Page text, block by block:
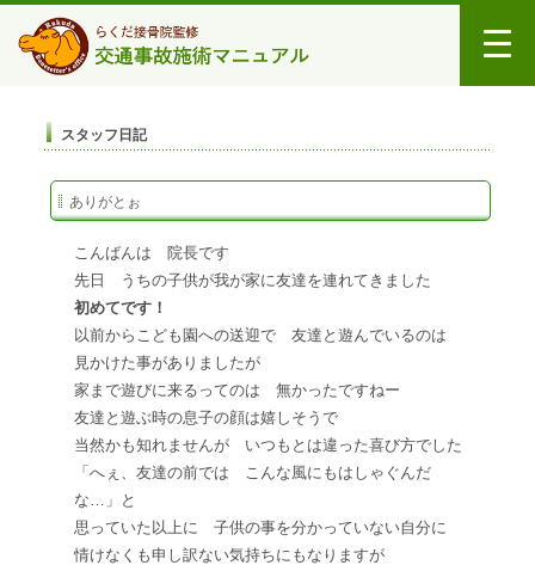
スタッフ日記
ありがとぉ
こんばんは 院長です
先日 うちの子供が我が家に友達を連れてきました
初めてです！
以前からこども園への送迎で 友達と遊んでいるのは
見かけた事がありましたが
家まで遊びに来るってのは 無かったですねー
友達と遊ぶ時の息子の顔は嬉しそうで
当然かも知れませんが いつもとは違った喜び方でした
「へぇ、友達の前では こんな風にもはしゃぐんだ
な…」と
思っていた以上に 子供の事を分かっていない自分に
情けなくも申し訳ない気持ちにもなりますが